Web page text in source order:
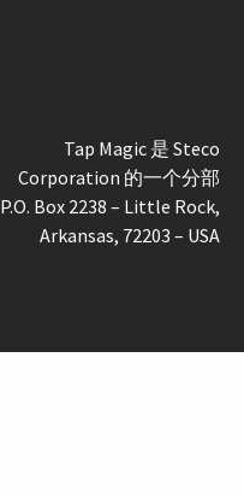
Tap Magic 是 Steco
Corporation 的一个分部
P.O. Box 2238 – Little Rock,
Arkansas, 72203 – USA